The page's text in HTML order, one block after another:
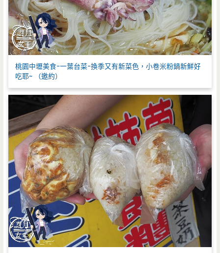
桃園中壢美食-一葉台菜-換季又有新菜色，小卷米粉鍋新鮮好
吃耶~ （邀約）